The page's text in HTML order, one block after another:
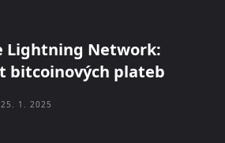
Lightning Network:
bitcoinových plateb
25. 1. 2025